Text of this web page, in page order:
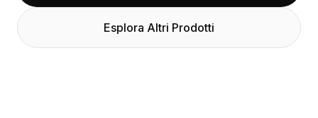
AvatarMe
Nexus
Reachout
Esplora Altri Prodotti